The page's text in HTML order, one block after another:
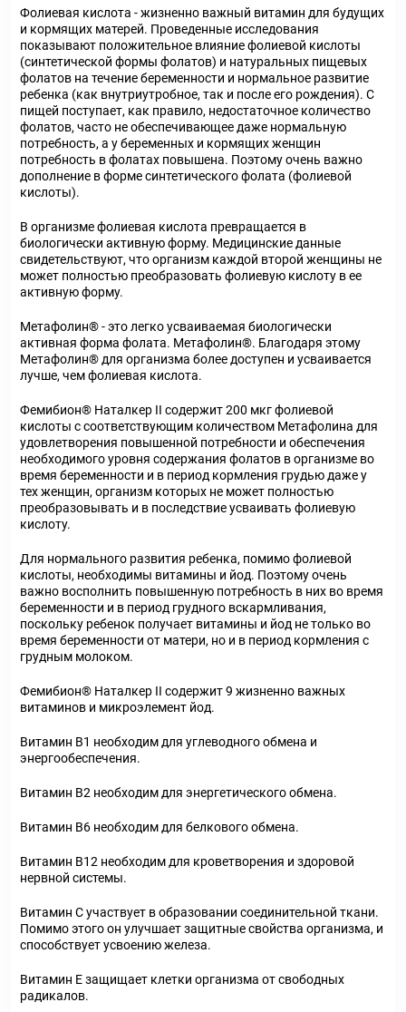
Фолиевая кислота - жизненно важный витамин для будущих
и кормящих матерей. Проведенные исследования
показывают положительное влияние фолиевой кислоты
(синтетической формы фолатов) и натуральных пищевых
фолатов на течение беременности и нормальное развитие
ребенка (как внутриутробное, так и после его рождения). С
пищей поступает, как правило, недостаточное количество
фолатов, часто не обеспечивающее даже нормальную
потребность, а у беременных и кормящих женщин
потребность в фолатах повышена. Поэтому очень важно
дополнение в форме синтетического фолата (фолиевой
кислоты).
В организме фолиевая кислота превращается в
биологически активную форму. Медицинские данные
свидетельствуют, что организм каждой второй женщины не
может полностью преобразовать фолиевую кислоту в ее
активную форму.
Метафолин®- это легко усваиваемая биологически
активная форма фолата. Метафолин®. Благодаря этому
Метафолин® для организма более доступен и усваивается
лучше, чем фолиевая кислота.
Фемибион® Наталкер II содержит 200 мкг фолиевой
кислоты с соответствующим количеством Метафолина для
удовлетворения повышенной потребности и обеспечения
необходимого уровня содержания фолатов в организме во
время беременности и в период кормления грудью даже у
тех женщин, организм которых не может полностью
преобразовывать и в последствие усваивать фолиевую
кислоту.
Для нормального развития ребенка, помимо фолиевой
кислоты, необходимы витамины и йод. Поэтому очень
важно восполнить повышенную потребность в них во время
беременности и в период грудного вскармливания,
поскольку ребенок получает витамины и йод не только во
время беременности от матери, но и в период кормления с
грудным молоком.
Фемибион® Наталкер II содержит 9 жизненно важных
витаминов и микроэлемент йод.
Витамин В1 необходим для углеводного обмена и
энергообеспечения.
Витамин В2 необходим для энергетического обмена.
Витамин В6 необходим для белкового обмена.
Витамин В12 необходим для кроветворения и здоровой
нервной системы.
Витамин С участвует в образовании соединительной ткани.
Помимо этого он улучшает защитные свойства организма, и
способствует усвоению железа.
Витамин Е защищает клетки организма от свободных
радикалов.